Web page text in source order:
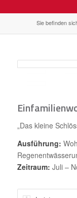
Sie befinden
„Das kleine
Ausführung:
Zeitraum: Juli –